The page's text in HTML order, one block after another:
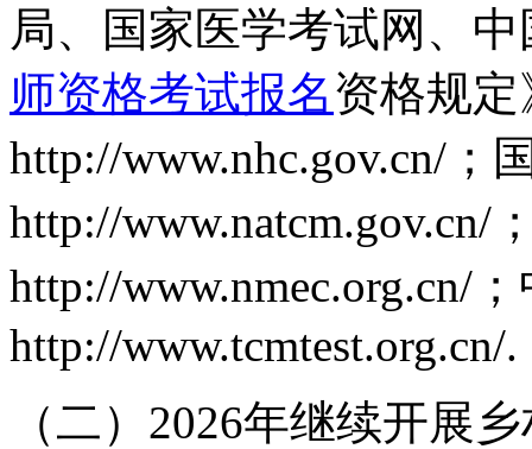
局、国家医学考试网、
师资格考试报名资格规
http://www.nhc.gov.cn/；
http://www.natcm.gov.cn/
http://www.nmec.org.cn/
http://www.tcmtest.org.cn/.
（二）2026年继续开展